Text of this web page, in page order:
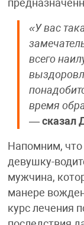
«У вас
всего
время
— сказал
Напомним,
девушку-
мужчина,
манере
курс лечения